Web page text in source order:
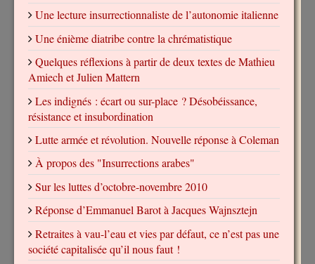
Une lecture insurrectionnaliste de l’autonomie italienne
Une énième diatribe contre la chrématistique
Quelques réflexions à partir de deux textes de Mathieu
Amiech et Julien Mattern
Les indignés : écart ou sur-place ? Désobéissance,
résistance et insubordination
Lutte armée et révolution. Nouvelle réponse à Coleman
À propos des "Insurrections arabes"
Sur les luttes d’octobre-novembre 2010
Réponse d’Emmanuel Barot à Jacques Wajnsztejn
Retraites à vau-l’eau et vies par défaut, ce n’est pas une
société capitalisée qu’il nous faut !